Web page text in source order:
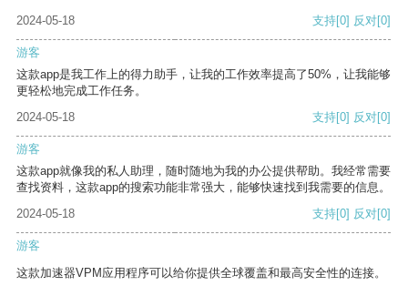
2024-05-18 支持[0] 反对[0]
游客
这款app是我工作上的得力助手，让我的工作效率提高了50%，让我能够
更轻松地完成工作任务。
2024-05-18
支持[0] 反对[0]
游客
这款app就像我的私人助理，随时随地为我的办公提供帮助。我经常需要
查找资料，这款app的搜索功能非常强大，能够快速找到我需要的信息。
2024-05-18
支持[0] 反对[0]
游客
这款加速器VPM应用程序可以给你提供全球覆盖和最高安全性的连接。